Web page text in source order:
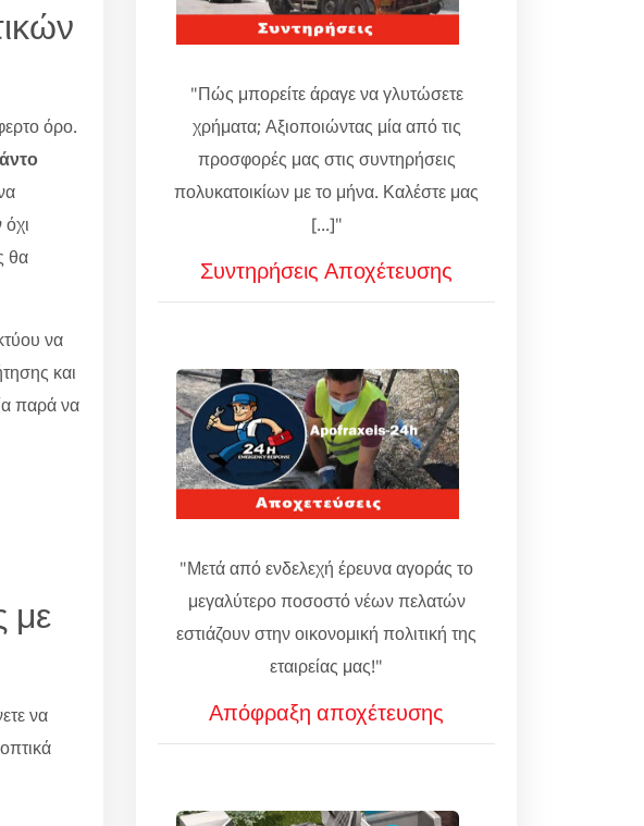
όρο.
θα
να
και
παρά να
με
να
"Πώς μπορείτε άραγε να γλυτώσετε
χρήματα; Αξιοποιώντας μία από τις
προσφορές μας στις συντηρήσεις
πολυκατοικίων με το μήνα. Καλέστε μας
[...]"
Συντηρήσεις Αποχέτευσης
"Μετά από ενδελεχή έρευνα αγοράς το
μεγαλύτερο ποσοστό νέων πελατών
εστιάζουν στην οικονομική πολιτική της
εταιρείας μας!"
Απόφραξη αποχέτευσης